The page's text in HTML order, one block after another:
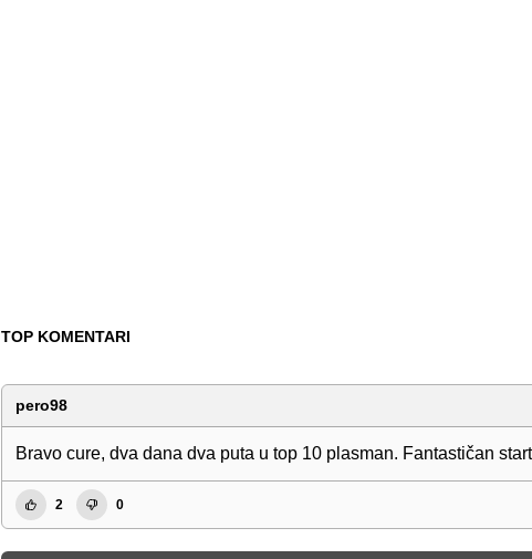
TOP KOMENTARI
pero98
Bravo cure, dva dana dva puta u top 10 plasman. Fantastičan
2 0